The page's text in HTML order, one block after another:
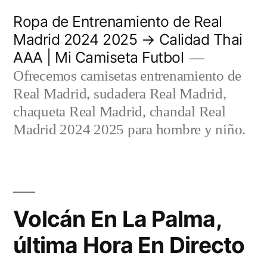
contenido
Ropa de Entrenamiento de Real
Madrid 2024 2025 → Calidad Thai
AAA | Mi Camiseta Futbol
Ofrecemos camisetas entrenamiento de
Real Madrid, sudadera Real Madrid,
chaqueta Real Madrid, chandal Real
Madrid 2024 2025 para hombre y niño.
Volcán En La Palma,
última Hora En Directo